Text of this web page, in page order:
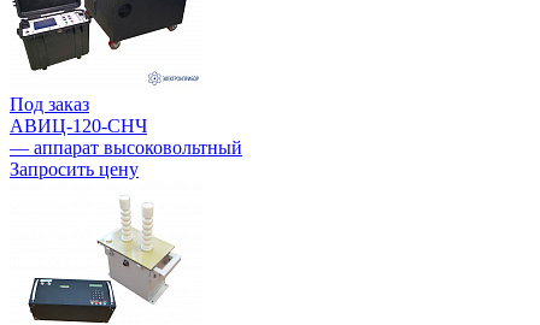
Под заказ
АВИЦ-120-СНЧ
— аппарат высоковольтный
Запросить цену